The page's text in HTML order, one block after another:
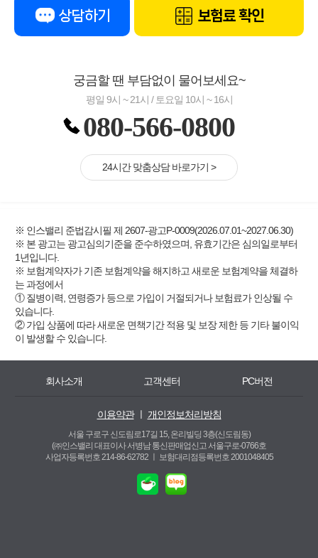
상담하기 보험료 확인
궁금할 땐 부담없이 물어보세요~
평일 9시 ~ 21시 / 토요일 10시 ~ 16시
080-566-0800
24시간 맞춤상담 바로가기 >
※ 인스밸리 준법감시필 제 2607-광고P-0009(2026.07.01~2027.06.30)
※ 본 광고는 광고심의기준을 준수하였으며, 유효기간은 심의일로부터
1년입니다.
※ 보험계약자가 기존 보험계약을 해지하고 새로운 보험계약을 체결하
는 과정에서
① 질병이력, 연령증가 등으로 가입이 거절되거나 보험료가 인상될 수
있습니다.
② 가입 상품에 따라 새로운 면책기간 적용 및 보장 제한 등 기타 불이익
이 발생할 수 있습니다.
회사소개 고객센터 PC버전
이용약관ㅣ 개인정보처리방침
서울 구로구 신도림로17길 15, 온리빌딩 3층(신도림동)
(㈜인스밸리 대표이사 서병남 통신판매업신고 서울구로-0766호
사업자등록번호 214-86-62782 ㅣ
보험대리점등록번호 2001048405